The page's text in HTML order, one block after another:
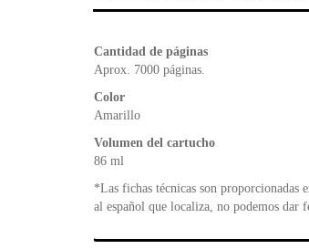
Cantidad de páginas
Aprox. 7000 páginas.
Color
Amarillo
Volumen del cartucho
86 ml
*Las fichas técnicas son proporcionadas
al español que localiza, no podemos dar